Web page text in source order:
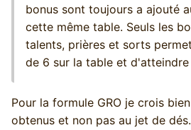
bonus sont toujours a ajouté
cette même table. Seuls les
talents, prières et sorts
de 6 sur la table et d'atteindre
Pour la formule GRO je crois
obtenus et non pas au jet de dés.